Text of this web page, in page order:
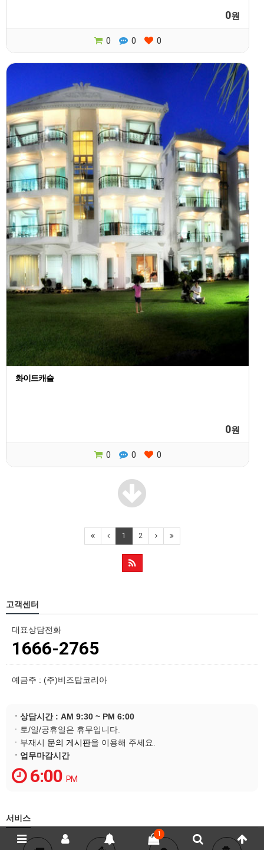
0원
0 0 0
화이트캐슬
0원
0 0 0
1 2
고객센터
대표상담전화
1666-2765
예금주 : (주)비즈탑코리아
ㆍ상담시간 : AM 9:30 ~ PM 6:00
ㆍ토/일/공휴일은 휴무입니다.
ㆍ부재시 문의 게시판을 이용해 주세요.
ㆍ업무마감시간
6:00 PM
서비스
1